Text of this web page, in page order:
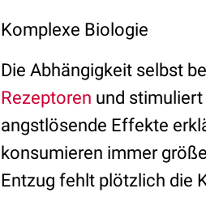
Komplexe Biologie
Die Abhängigkeit selbst
Rezeptoren und stimuliert
angstlösende Effekte
konsumieren immer
Entzug fehlt plötzlich die